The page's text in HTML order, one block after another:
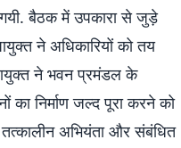
गयी. बैठक में उपकारा से जुड़े
ने अधिकारियों को तय
ने भवन प्रमंडल के
निर्माण जल्द पूरा करने को
तत्कालीन अभियंता और संबंधित